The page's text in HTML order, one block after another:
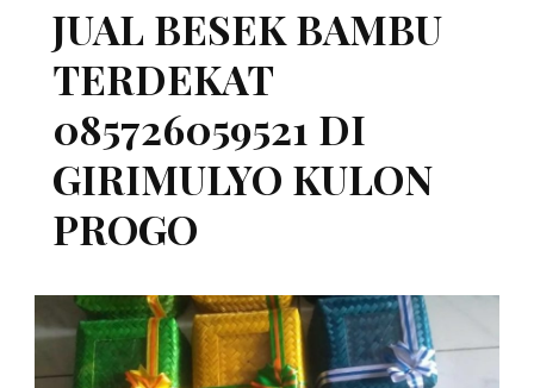
JUAL BESEK BAMBU
TERDEKAT
085726059521 DI
GIRIMULYO KULON
PROGO